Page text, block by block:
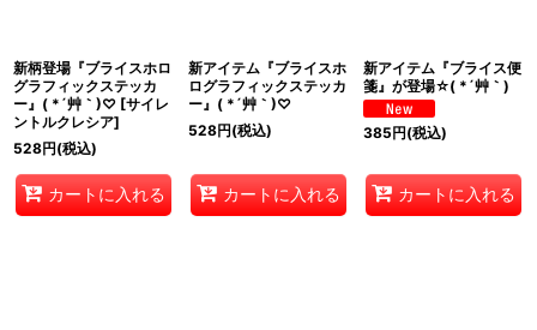
新柄登場『ブライスホロ
グラフィックステッカ
ー』( *´艸｀)♡ [サイレ
ントルクレシア]
528円(税込)
カートに入れる
新アイテム『ブライスホ
ログラフィックステッカ
ー』( *´艸｀)♡
528円(税込)
カートに入れる
新アイテム『ブライス便
箋』が登場☆( *´艸｀)
385円(税込)
カートに入れる